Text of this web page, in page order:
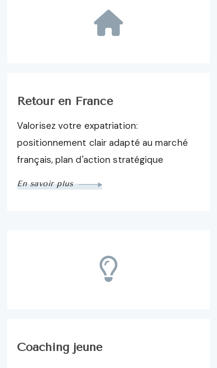
Retour en France
Valorisez votre expatriation:
positionnement clair adapté au marché
français, plan d'action stratégique
En savoir plus
Coaching jeune